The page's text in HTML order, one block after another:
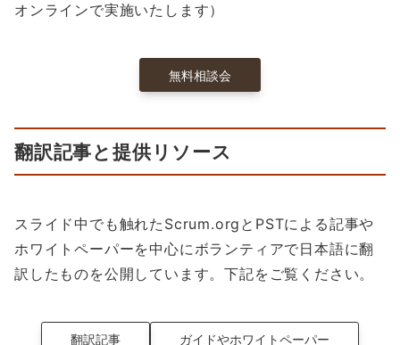
オンラインで実施いたします）
無料相談会
翻訳記事と提供リソース
スライド中でも触れたScrum.orgとPSTによる記事や
ホワイトペーパーを中心にボランティアで日本語に翻
訳したものを公開しています。下記をご覧ください。
翻訳記事 ガイドやホワイトペーパー